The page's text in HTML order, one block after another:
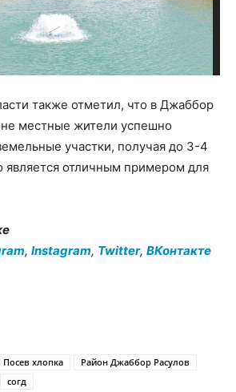
также отметил, что в Джаббор
местные жители успешно
участки, получая до 3-4
является отличным примером для
, Instagram, Twitter, ВКонтакте
Посев хлопка
Район Джаббор Расулов
согд